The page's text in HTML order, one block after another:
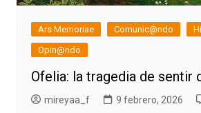
Ars Memoriae Comunic@ndo
Opin@ndo
Ofelia: la tragedia de sentir
mireyaa_f 9 febrero, 2026